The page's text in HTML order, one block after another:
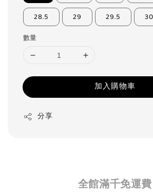
28.5 29 29.5 30
數量
加入購物車
分享
全館滿千免運費